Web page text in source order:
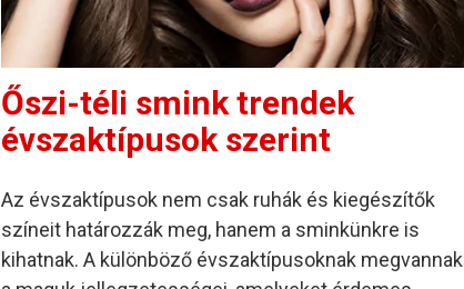
Őszi-téli smink trendek
évszaktípusok szerint
Az évszaktípusok nem csak ruhák és kiegészítők
színeit határozzák meg, hanem a sminkünkre is
kihatnak. A különböző évszaktípusoknak megvannak